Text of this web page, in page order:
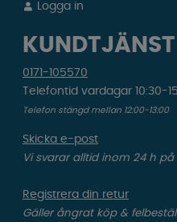
Logga in
KUNDTJÄNST
0171-105570
Telefontid vardagar 10:30-
Telefon stängd mellan 12:00-13:00
Skicka e-post
Vi svarar alltid inom 24 h
Registrera din retur
Gäller ångrat köp &